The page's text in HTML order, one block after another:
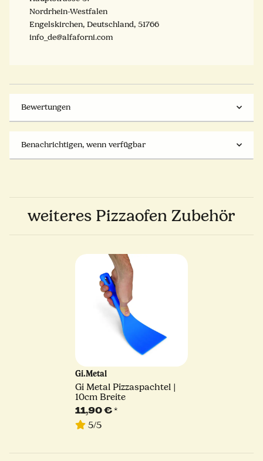
Nordrhein-Westfalen
Engelskirchen, Deutschland, 51766
​info_de@alfaforni.com
Bewertungen
Benachrichtigen, wenn verfügbar
weiteres Pizzaofen Zubehör
Gi.Metal
Gi Metal Pizzaspachtel |
10cm Breite
11,90 €*
5/5